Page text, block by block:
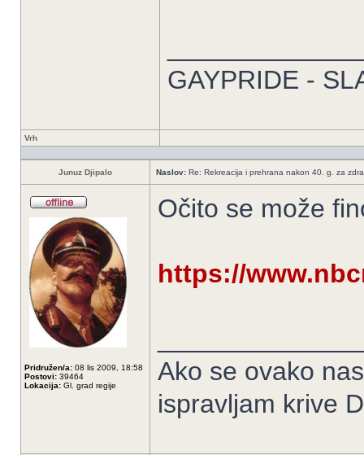
GAYPRIDE -
Vrh
Junuz Djipalo Naslov: Re: Rekreacija i prehrana nakon 40. g. za
Pridružen/a: 08 lis 2009, 18:58
Postovi: 39464
Lokacija: Gl. grad regije
Očito se može
https://
Ako se ovako
ispravljam krive